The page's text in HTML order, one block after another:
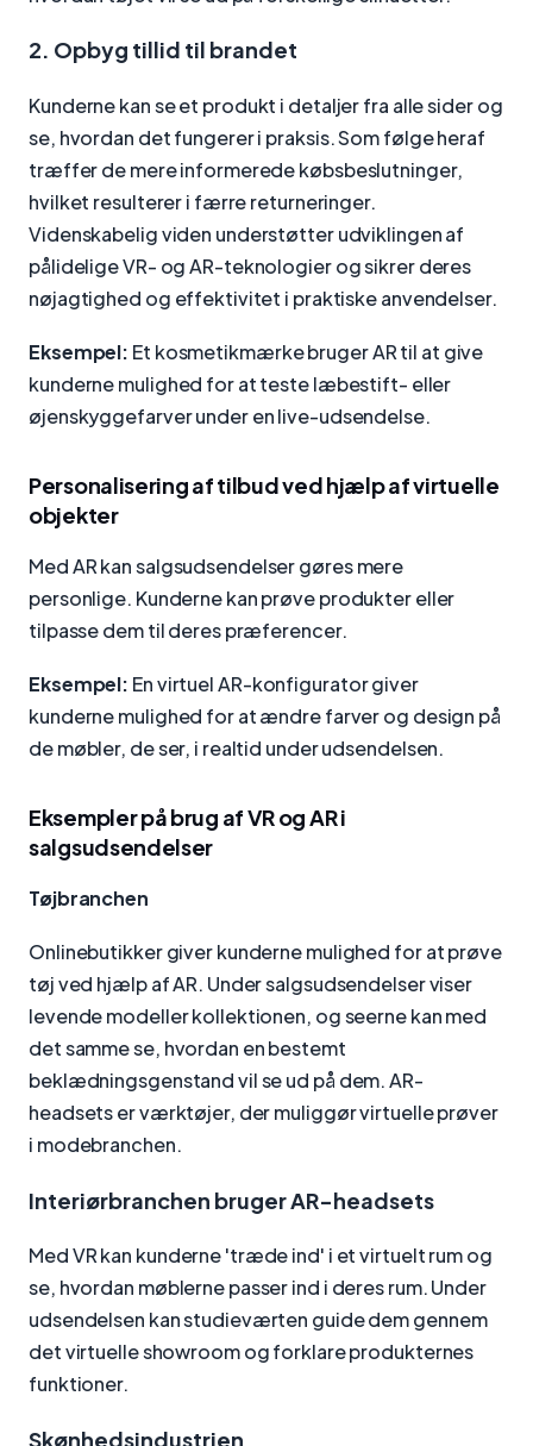
2. Opbyg tillid til brandet
Kunderne kan se et produkt i detaljer fra alle sider og
se, hvordan det fungerer i praksis. Som følge heraf
træffer de mere informerede købsbeslutninger,
hvilket resulterer i færre returneringer.
Videnskabelig viden understøtter udviklingen af
pålidelige VR- og AR-teknologier og sikrer deres
nøjagtighed og effektivitet i praktiske anvendelser.
Eksempel: Et kosmetikmærke bruger AR til at give
kunderne mulighed for at teste læbestift- eller
øjenskyggefarver under en live-udsendelse.
Personalisering af tilbud ved hjælp af virtuelle
objekter
Med AR kan salgsudsendelser gøres mere
personlige. Kunderne kan prøve produkter eller
tilpasse dem til deres præferencer.
Eksempel: En virtuel AR-konfigurator giver
kunderne mulighed for at ændre farver og design på
de møbler, de ser, i realtid under udsendelsen.
Eksempler på brug af VR og AR i
salgsudsendelser
Tøjbranchen
Onlinebutikker giver kunderne mulighed for at prøve
tøj ved hjælp af AR. Under salgsudsendelser viser
levende modeller kollektionen, og seerne kan med
det samme se, hvordan en bestemt
beklædningsgenstand vil se ud på dem. AR-
headsets er værktøjer, der muliggør virtuelle prøver
i modebranchen.
Interiørbranchen bruger AR-headsets
Med VR kan kunderne 'træde ind' i et virtuelt rum og
se, hvordan møblerne passer ind i deres rum. Under
udsendelsen kan studieværten guide dem gennem
det virtuelle showroom og forklare produkternes
funktioner.
Skønhedsindustrien